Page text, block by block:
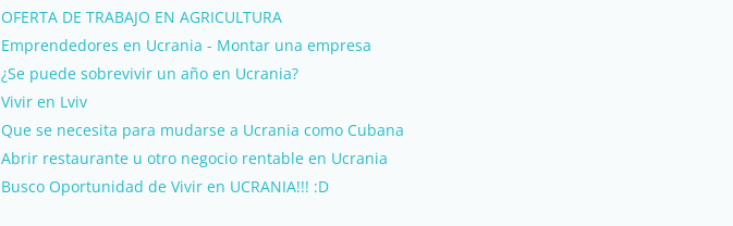
OFERTA DE TRABAJO EN AGRICULTURA
Emprendedores en Ucrania - Montar una empresa
¿Se puede sobrevivir un año en Ucrania?
Vivir en Lviv
Que se necesita para mudarse a Ucrania como Cubana
Abrir restaurante u otro negocio rentable en Ucrania
Busco Oportunidad de Vivir en UCRANIA!!! :D